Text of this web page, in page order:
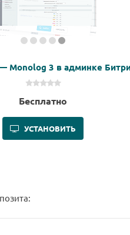
Monolog 3 в админке
Бесплатно
УСТАНОВИТЬ